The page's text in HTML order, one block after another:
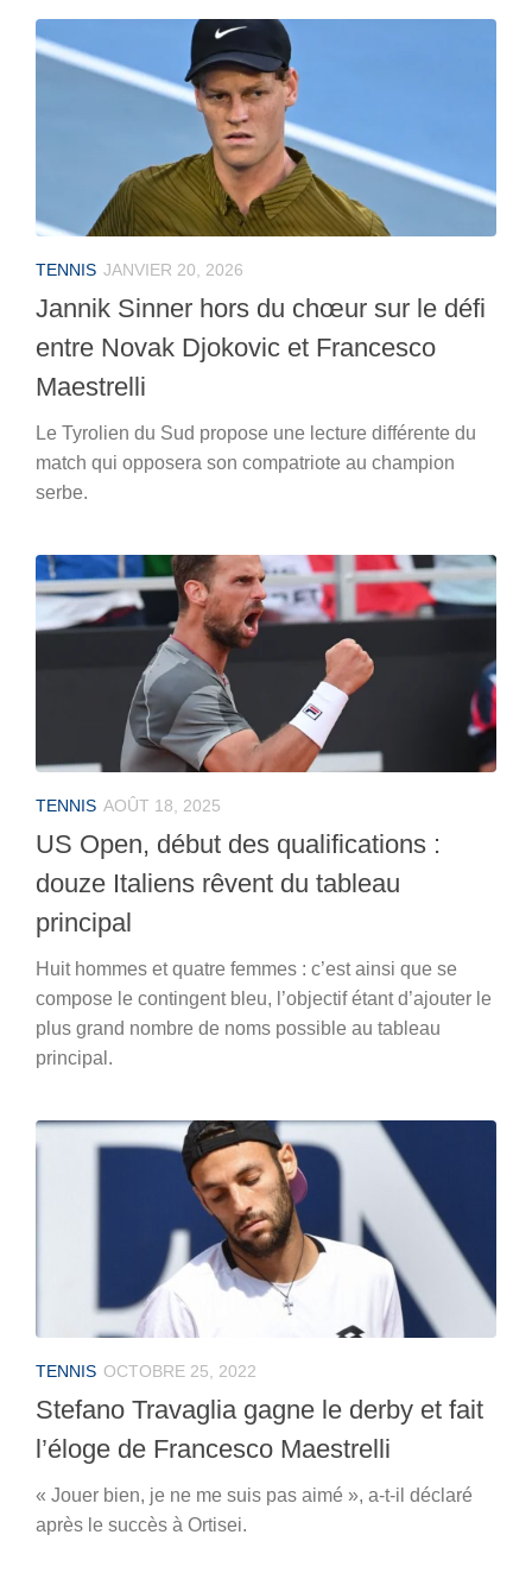
TENNIS JANVIER 20, 2026
Jannik Sinner hors du chœur sur le défi
entre Novak Djokovic et Francesco
Maestrelli
Le Tyrolien du Sud propose une lecture différente du
match qui opposera son compatriote au champion
serbe.
TENNIS AOÛT 18, 2025
US Open, début des qualifications :
douze Italiens rêvent du tableau
principal
Huit hommes et quatre femmes : c’est ainsi que se
compose le contingent bleu, l’objectif étant d’ajouter le
plus grand nombre de noms possible au tableau
principal.
TENNIS OCTOBRE 25, 2022
Stefano Travaglia gagne le derby et fait
l’éloge de Francesco Maestrelli
« Jouer bien, je ne me suis pas aimé », a-t-il déclaré
après le succès à Ortisei.